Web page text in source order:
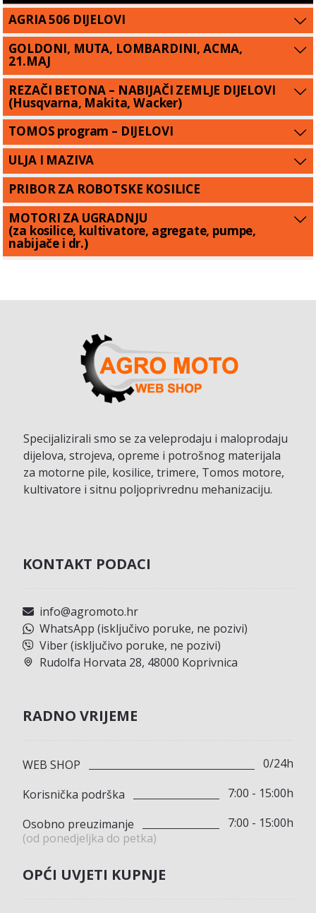
AGRIA 506 DIJELOVI
GOLDONI, MUTA, LOMBARDINI, ACMA,
21.MAJ
REZAČI BETONA – NABIJAČI ZEMLJE DIJELOVI
(Husqvarna, Makita, Wacker)
TOMOS program – DIJELOVI
ULJA I MAZIVA
PRIBOR ZA ROBOTSKE KOSILICE
MOTORI ZA UGRADNJU
(za kosilice, kultivatore, agregate, pumpe,
nabijače i dr.)
Specijalizirali smo se za veleprodaju i maloprodaju
dijelova, strojeva, opreme i potrošnog materijala
za motorne pile, kosilice, trimere, Tomos motore,
kultivatore i sitnu poljoprivrednu mehanizaciju.
KONTAKT PODACI
info@agromoto.hr
WhatsApp (isključivo poruke, ne pozivi)
Viber (isključivo poruke, ne pozivi)
Rudolfa Horvata 28, 48000 Koprivnica
RADNO VRIJEME
WEB SHOP
0/24h
Korisnička podrška
7:00 - 15:00h
Osobno preuzimanje
(od ponedjeljka do petka)
7:00 - 15:00h
OPĆI UVJETI KUPNJE